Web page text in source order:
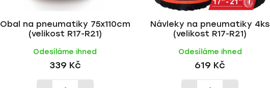
Obal na pneumatiky 75x110cm
(velikost R17-R21)
Odesíláme ihned
339 Kč
Návleky na pneumatiky 4ks
(velikost R17-R21)
Odesíláme ihned
619 Kč